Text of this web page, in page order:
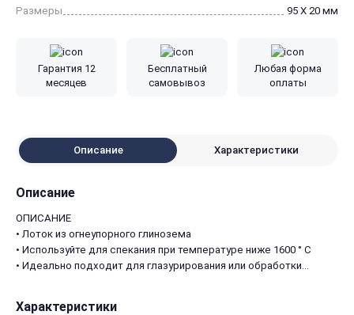
Размеры 95 X 20 мм
Гарантия 12
месяцев
Бесплатный
самовывоз
Любая форма
оплаты
Описание Характеристики
Описание
ОПИСАНИЕ
• Лоток из огнеупорного глинозема
• Используйте для спекания при температуре ниже 1600 ° C
• Идеально подходит для глазурирования или обработки
Характеристики